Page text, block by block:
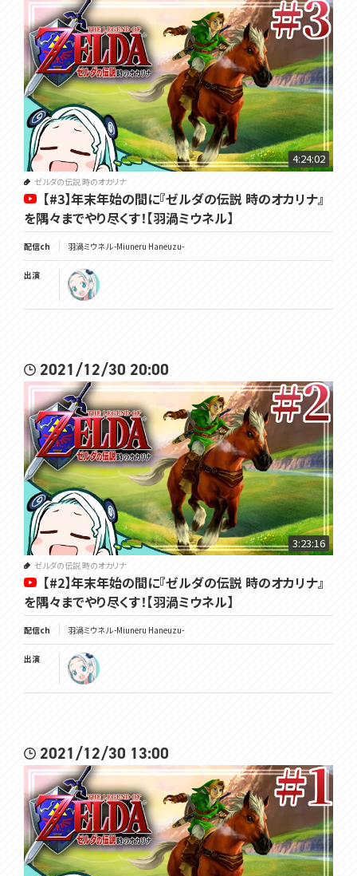
4:24:02
ゼルダの伝説 時のオカリナ
【#3】年末年始の間に『ゼルダの伝説 時のオカリナ』
を隅々までやり尽くす！【羽渦ミウネル】
配信ch 羽渦ミウネル -Miuneru Haneuzu-
出演
2021/12/30 20:00
3:23:16
ゼルダの伝説 時のオカリナ
【#2】年末年始の間に『ゼルダの伝説 時のオカリナ』
を隅々までやり尽くす！【羽渦ミウネル】
配信ch 羽渦ミウネル -Miuneru Haneuzu-
出演
2021/12/30 13:00